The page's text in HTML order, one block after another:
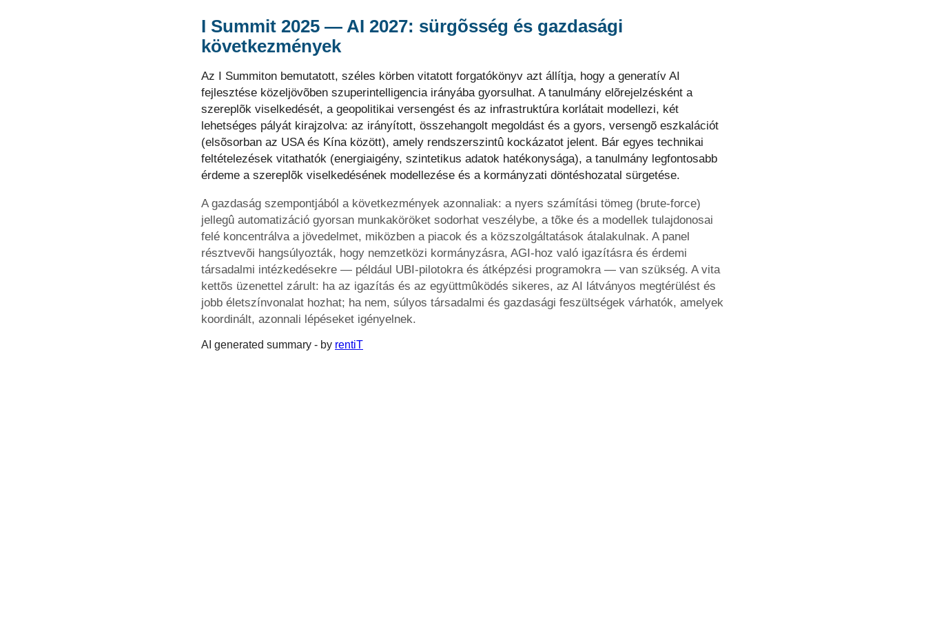
I Summit 2025 — AI 2027: sürgõsség és gazdasági
következmények
Az I Summiton bemutatott, széles körben vitatott forgatókönyv azt állítja, hogy a generatív AI
fejlesztése közeljövõben szuperintelligencia irányába gyorsulhat. A tanulmány elõrejelzésként a
szereplõk viselkedését, a geopolitikai versengést és az infrastruktúra korlátait modellezi, két
lehetséges pályát kirajzolva: az irányított, összehangolt megoldást és a gyors, versengõ eszkalációt
(elsõsorban az USA és Kína között), amely rendszerszintû kockázatot jelent. Bár egyes technikai
feltételezések vitathatók (energiaigény, szintetikus adatok hatékonysága), a tanulmány legfontosabb
érdeme a szereplõk viselkedésének modellezése és a kormányzati döntéshozatal sürgetése.
A gazdaság szempontjából a következmények azonnaliak: a nyers számítási tömeg (brute‑force)
jellegû automatizáció gyorsan munkaköröket sodorhat veszélybe, a tõke és a modellek tulajdonosai
felé koncentrálva a jövedelmet, miközben a piacok és a közszolgáltatások átalakulnak. A panel
résztvevõi hangsúlyozták, hogy nemzetközi kormányzásra, AGI‑hoz való igazításra és érdemi
társadalmi intézkedésekre — például UBI‑pilotokra és átképzési programokra — van szükség. A vita
kettõs üzenettel zárult: ha az igazítás és az együttmûködés sikeres, az AI látványos megtérülést és
jobb életszínvonalat hozhat; ha nem, súlyos társadalmi és gazdasági feszültségek várhatók, amelyek
koordinált, azonnali lépéseket igényelnek.
AI generated summary - by rentiT